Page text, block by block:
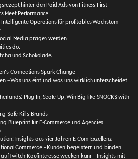
hinter den Paid Ads von Fitness First
Meet Performance
Operations für profitables Wachstum
Media prägen werden
do.
und Schokolade.
Connections Spark Change
– Was uns eint und was uns wirklich unterscheidet
Plug In, Scale Up, Win Big like SNOCKS with
Safe Kills Brands
Blueprint für E-Commerce und Agencies
Insights aus vier Jahren E-Com-Exzellenz
Commerce – Kunden begeistern und binden
auf Twitch Kaufinteresse wecken kann - Insights mit